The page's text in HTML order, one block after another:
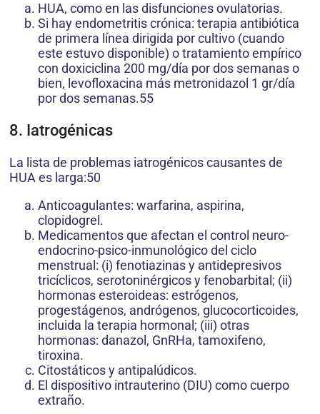
HUA, como en las disfunciones ovulatorias.
Si hay endometritis crónica: terapia antibiótica
de primera línea dirigida por cultivo (cuando
este estuvo disponible) o tratamiento empírico
con doxiciclina 200 mg/día por dos semanas o
bien, levofloxacina más metronidazol 1 gr/día
por dos semanas.55
8. Iatrogénicas
La lista de problemas iatrogénicos causantes de
HUA es larga:50
Anticoagulantes: warfarina, aspirina,
clopidogrel.
Medicamentos que afectan el control neuro-
endocrino-psico-inmunológico del ciclo
menstrual: (i) fenotiazinas y antidepresivos
tricíclicos, serotoninérgicos y fenobarbital; (ii)
hormonas esteroideas: estrógenos,
progestágenos, andrógenos, glucocorticoides,
incluida la terapia hormonal; (iii) otras
hormonas: danazol, GnRHa, tamoxifeno,
tiroxina.
Citostáticos y antipalúdicos.
El dispositivo intrauterino (DIU) como cuerpo
extraño.